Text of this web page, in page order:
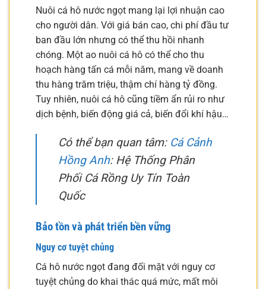
Nuôi cá hô nước ngọt mang lại lợi nhuận cao
cho người dân. Với giá bán cao, chi phí đầu tư
ban đầu lớn nhưng có thể thu hồi nhanh
chóng. Một ao nuôi cá hô có thể cho thu
hoạch hàng tấn cá mỗi năm, mang về doanh
thu hàng trăm triệu, thậm chí hàng tỷ đồng.
Tuy nhiên, nuôi cá hô cũng tiềm ẩn rủi ro như
dịch bệnh, biến động giá cả, biến đổi khí hậu…
Có thể bạn quan tâm: Cá Cảnh
Hồng Anh: Hệ Thống Phân
Phối Cá Rồng Uy Tín Toàn
Quốc
Bảo tồn và phát triển bền vững
Nguy cơ tuyệt chủng
Cá hô nước ngọt đang đối mặt với nguy cơ
tuyệt chủng do khai thác quá mức, mất môi